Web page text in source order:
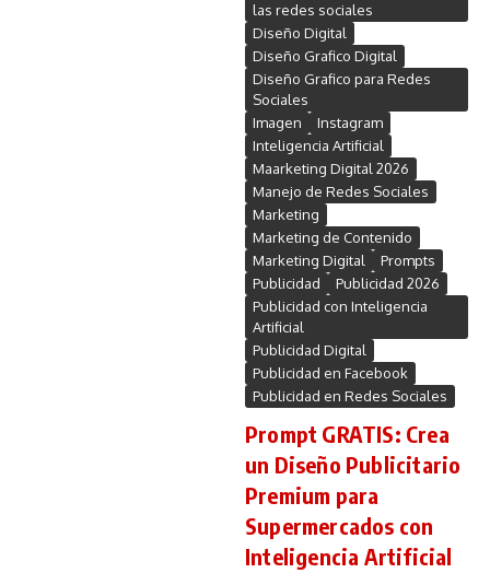
las redes sociales
Diseño Digital
Diseño Grafico Digital
Diseño Grafico para Redes
Sociales
Imagen
Instagram
Inteligencia Artificial
Maarketing Digital 2026
Manejo de Redes Sociales
Marketing
Marketing de Contenido
Marketing Digital
Prompts
Publicidad
Publicidad 2026
Publicidad con Inteligencia
Artificial
Publicidad Digital
Publicidad en Facebook
Publicidad en Redes Sociales
Prompt GRATIS: Crea
un Diseño Publicitario
Premium para
Supermercados con
Inteligencia Artificial